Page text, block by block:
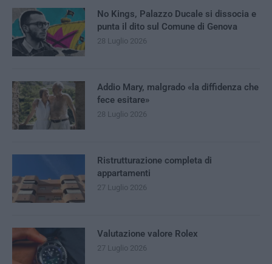
No Kings, Palazzo Ducale si dissocia e
punta il dito sul Comune di Genova
28 Luglio 2026
Addio Mary, malgrado «la diffidenza che
fece esitare»
28 Luglio 2026
Ristrutturazione completa di
appartamenti
27 Luglio 2026
Valutazione valore Rolex
27 Luglio 2026